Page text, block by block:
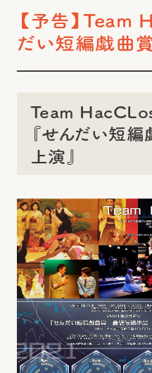
【予告】Team
だい短編戯曲
Team
『せんだい短
上演』